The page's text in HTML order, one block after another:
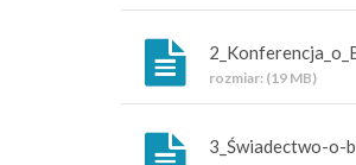
rozmiar: (19 MB)
3_Świadectwo-o-